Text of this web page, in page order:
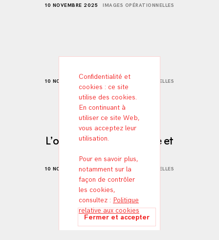
10 NOVEMBRE 2025 IMAGES OPÉRATIONNELLES
10 NOVEMBRE 2025 IMAGES OPÉRATIONNELLES
L’opérativité générative et
l’oscilloscope
10 NOVEMBRE 2025 IMAGES OPÉRATIONNELLES
Confidentialité et
cookies : ce site
utilise des cookies.
En continuant à
utiliser ce site Web,
vous acceptez leur
utilisation.
Pour en savoir plus,
notamment sur la
façon de contrôler
les cookies,
consultez : Politique
relative aux cookies